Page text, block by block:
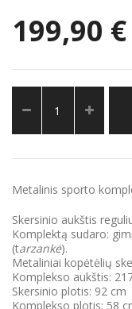
199,90 €
Metalinis sporto
Skersinio aukštis
Komplektą sudaro:
(tarzankė).
Metaliniai kopėtėlių
Komplekso aukštis:
Skersinio plotis: 92 cm
Komplekso plotis: 58